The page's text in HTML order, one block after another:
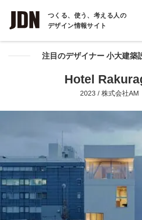
つくる、使う、考える人の
デザイン情報サイト
INTERVIEW
インタビュー
REPORT
注目のデザイナー 小大建築
Hotel
2023 / 株式会社AM